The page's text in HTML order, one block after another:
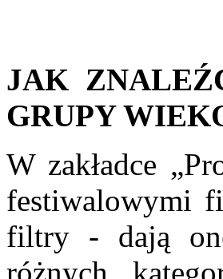
JAK
GRUPY
W zakładce
festiwalowymi
filtry - dają
różnych